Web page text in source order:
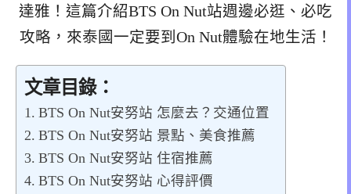
達雅！這篇介紹BTS On Nut站週邊必逛、必吃
攻略，來泰國一定要到On Nut體驗在地生活！
文章目錄：
BTS On Nut安努站 怎麼去？交通位置
BTS On Nut安努站 景點、美食推薦
BTS On Nut安努站 住宿推薦
BTS On Nut安努站 心得評價